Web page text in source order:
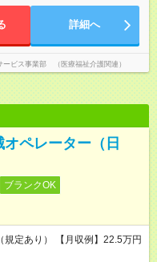
詳細へ
ビス事業部 （医療福祉介護関連）
ペレーター（日
ブランクOK
定あり） 【月収例】22.5万円